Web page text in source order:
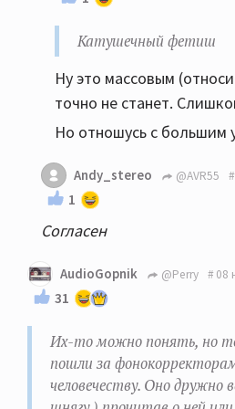
Катушечный фетиш
Ну это массовым
точно не станет.
Но отношусь с большим
Andy_stereo @AVR55
1
Согласен
AudioGopnik @Perry 08
31
Их-то можно понять, но
пошли за
человечеству. Оно